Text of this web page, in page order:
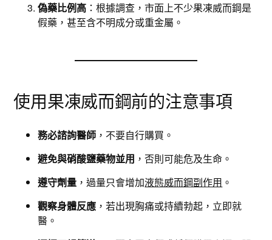
偽藥比例高 ：根據調查，市面上不少果凍威而鋼是
假藥，甚至含不明成分或重金屬。
使用果凍威而鋼前的注意事項
務必諮詢醫師 ，不要自行購買。
避免與硝酸鹽藥物並用 ，否則可能危及生命。
遵守劑量 ，過量只會增加液態威而鋼副作用 。
觀察身體反應 ，若出現胸痛或持續勃起，立即就
醫。